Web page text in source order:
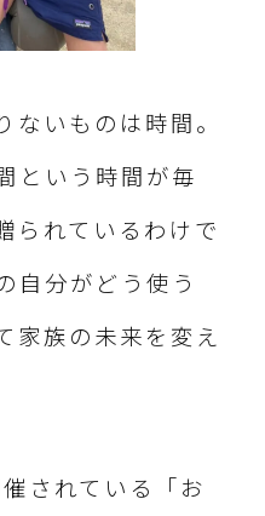
ないものは時間。
という時間が毎
られているわけで
自分がどう使う
家族の未来を変え
されている「お